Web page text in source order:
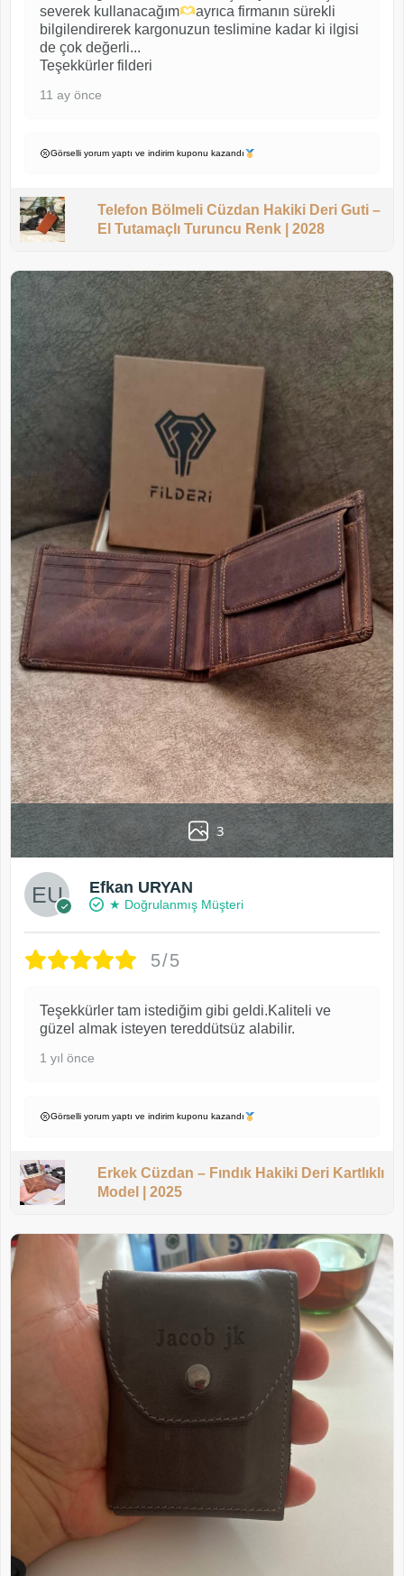
severek kullanacağım
ayrıca firmanın sürekli
bilgilendirerek kargonuzun teslimine kadar ki ilgisi
de çok değerli...
Teşekkürler filderi
11 ay önce
Görselli yorum yaptı ve indirim kuponu kazandı
Telefon Bölmeli Cüzdan Hakiki Deri Guti –
El Tutamaçlı Turuncu Renk | 2028
3
Efkan URYAN
★ Doğrulanmış Müşteri
5/5
Teşekkürler tam istediğim gibi geldi.Kaliteli ve
güzel almak isteyen tereddütsüz alabilir.
1 yıl önce
Görselli yorum yaptı ve indirim kuponu kazandı
Erkek Cüzdan – Fındık Hakiki Deri Kartlıklı
Model | 2025